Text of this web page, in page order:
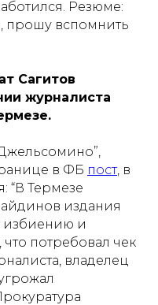
Резюме:
прошу вспомнить
Сагитов
журналиста
в ФБ пост, в
“В Термезе
издания
избиению и
что потребовал чек
владелец